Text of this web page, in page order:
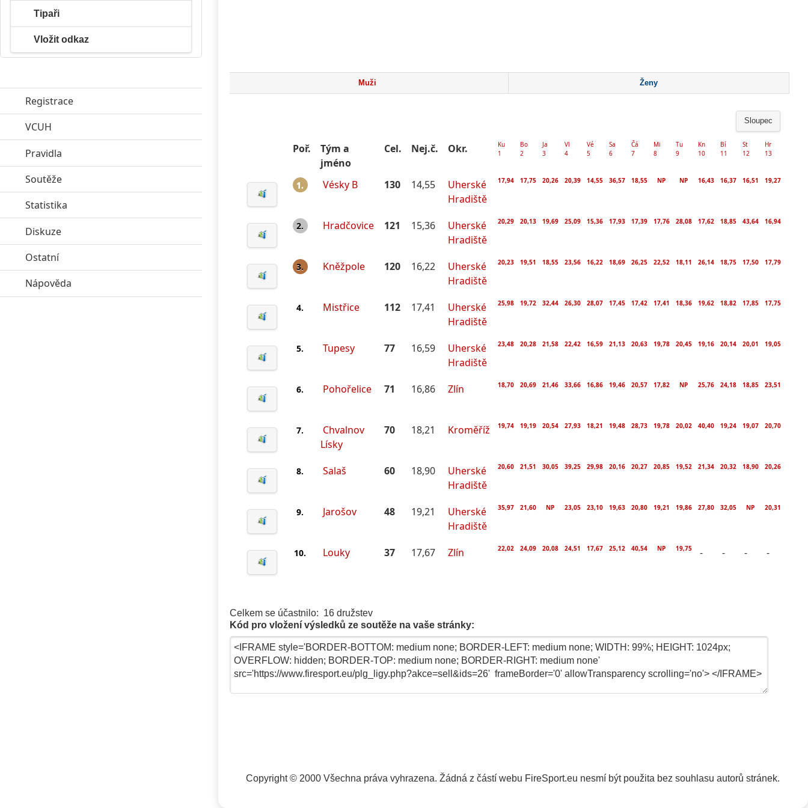
Muži Ženy
Sloupec
Poř.
Tým a
jméno
Cel. Nej.č. Okr.
Ku
1
Bo
2
Ja
3
Vl
4
Vé
5
Sa
6
Čá
7
Mi
8
Tu
9
Kn
10
Bí
11
St
12
Hr
13
1. Vésky B 130 14,55
Uherské
Hradiště
17,94 17,75 20,26 20,39 14,55 36,57 18,55 NP NP 16,43 16,37 16,51 19,27
2. Hradčovice 121 15,36
Uherské
Hradiště
20,29 20,13 19,69 25,09 15,36 17,93 17,39 17,76 28,08 17,62 18,85 43,64 16,94
3. Kněžpole 120 16,22
Uherské
Hradiště
20,23 19,51 18,55 23,56 16,22 18,69 26,25 22,52 18,11 26,14 18,75 17,50 17,79
4. Mistřice 112 17,41
Uherské
Hradiště
25,98 19,72 32,44 26,30 28,07 17,45 17,42 17,41 18,36 19,62 18,82 17,85 17,75
5. Tupesy 77 16,59
Uherské
Hradiště
23,48 20,28 21,58 22,42 16,59 21,13 20,63 19,78 20,45 19,16 20,14 20,01 19,05
6. Pohořelice 71 16,86 Zlín 18,70 20,69 21,46 33,66 16,86 19,46 20,57 17,82 NP 25,76 24,18 18,85 23,51
7.
Chvalnov
Lísky
70 18,21 Kroměříž 19,74 19,19 20,54 27,93 18,21 19,48 28,73 19,78 20,02 40,40 19,24 19,07 20,70
8. Salaš 60 18,90
Uherské
Hradiště
20,60 21,51 30,05 39,25 29,98 20,16 20,27 20,85 19,52 21,34 20,32 18,90 20,26
9. Jarošov 48 19,21
Uherské
Hradiště
35,97 21,60 NP 23,05 23,10 19,63 20,80 19,21 19,86 27,80 32,05 NP 20,31
10. Louky 37 17,67 Zlín 22,02 24,09 20,08 24,51 17,67 25,12 40,54 NP 19,75 - - - -
Celkem se účastnilo: 16 družstev
Kód pro vložení výsledků ze soutěže na vaše stránky:
Copyright © 2000 Všechna práva vyhrazena. Žádná z částí webu FireSport.eu nesmí být použita bez souhlasu autorů stránek.
Tipaři
Vložit odkaz
Registrace
VCUH
Pravidla
Soutěže
Statistika
Diskuze
Ostatníclick to expand contents
Nápověda